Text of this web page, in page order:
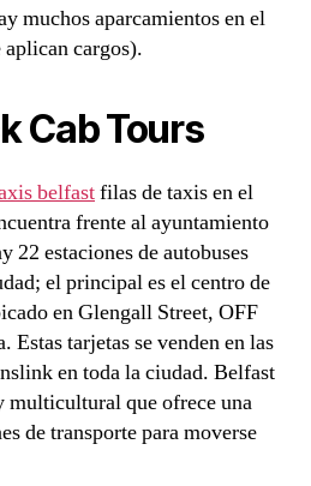
muchos aparcamientos en el
cargos).
Cab Tours
belfastfilas de taxis en el
frente al ayuntamiento
22 estaciones de autobuses
el principal es el centro de
en Glengall Street, OFF
tarjetas se venden en las
en toda la ciudad. Belfast
multicultural que ofrece una
de transporte para moverse